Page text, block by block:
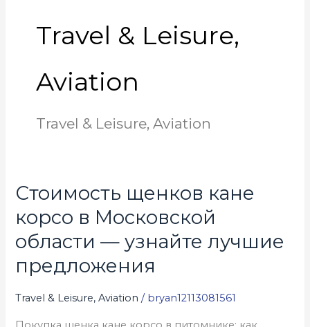
Travel & Leisure,
Aviation
Travel & Leisure, Aviation
Стоимость щенков кане
корсо в Московской
области — узнайте лучшие
предложения
Travel & Leisure, Aviation / bryan12113081561
Стоимость
кане
корсо
в
области
—